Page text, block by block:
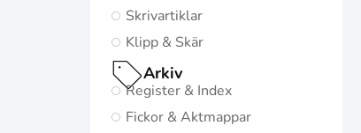
Oxford
Skrivartiklar
Klipp & Skär
Arkiv
Register & Index
Fickor & Aktmappar